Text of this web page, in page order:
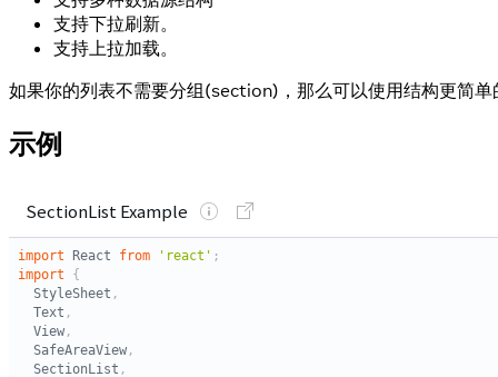
支持下拉刷新。
支持上拉加载。
如果你的列表不需要分组(section)，那么可以使用结构更简单
示例